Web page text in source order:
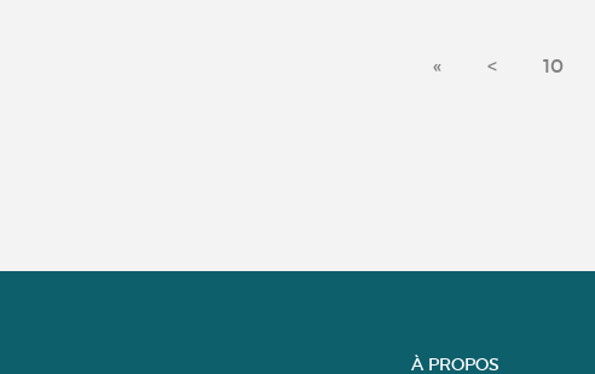
« < 10
À PROPOS